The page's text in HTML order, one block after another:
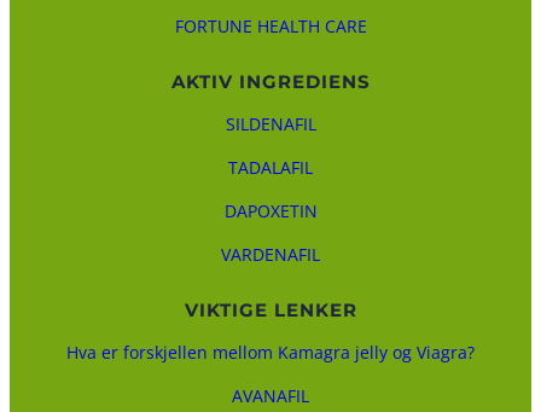
FORTUNE HEALTH CARE
AKTIV INGREDIENS
SILDENAFIL
TADALAFIL
DAPOXETIN
VARDENAFIL
VIKTIGE LENKER
Hva er forskjellen mellom Kamagra jelly og Viagra?
AVANAFIL